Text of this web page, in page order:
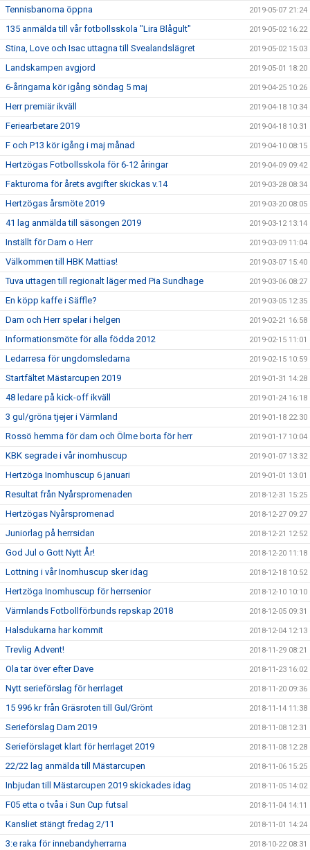
Tennisbanorna öppna 2019-05-07 21:24
135 anmälda till vår fotbollsskola "Lira Blågult" 2019-05-02 16:22
Stina, Love och Isac uttagna till Svealandslägret 2019-05-02 15:03
Landskampen avgjord 2019-05-01 18:20
6-åringarna kör igång söndag 5 maj 2019-04-25 10:26
Herr premiär ikväll 2019-04-18 10:34
Feriearbetare 2019 2019-04-18 10:31
F och P13 kör igång i maj månad 2019-04-10 08:15
Hertzögas Fotbollsskola för 6-12 åringar 2019-04-09 09:42
Fakturorna för årets avgifter skickas v.14 2019-03-28 08:34
Hertzögas årsmöte 2019 2019-03-20 08:05
41 lag anmälda till säsongen 2019 2019-03-12 13:14
Inställt för Dam o Herr 2019-03-09 11:04
Välkommen till HBK Mattias! 2019-03-07 15:40
Tuva uttagen till regionalt läger med Pia Sundhage 2019-03-06 08:27
En köpp kaffe i Säffle? 2019-03-05 12:35
Dam och Herr spelar i helgen 2019-02-21 16:58
Informationsmöte för alla födda 2012 2019-02-15 11:01
Ledarresa för ungdomsledarna 2019-02-15 10:59
Startfältet Mästarcupen 2019 2019-01-31 14:28
48 ledare på kick-off ikväll 2019-01-24 16:18
3 gul/gröna tjejer i Värmland 2019-01-18 22:30
Rossö hemma för dam och Ölme borta för herr 2019-01-17 10:04
KBK segrade i vår inomhuscup 2019-01-07 13:32
Hertzöga Inomhuscup 6 januari 2019-01-01 13:01
Resultat från Nyårspromenaden 2018-12-31 15:25
Hertzögas Nyårspromenad 2018-12-27 09:27
Juniorlag på herrsidan 2018-12-21 12:52
God Jul o Gott Nytt År! 2018-12-20 11:18
Lottning i vår Inomhuscup sker idag 2018-12-18 10:52
Hertzöga Inomhuscup för herrsenior 2018-12-10 10:10
Värmlands Fotbollförbunds repskap 2018 2018-12-05 09:31
Halsdukarna har kommit 2018-12-04 12:13
Trevlig Advent! 2018-11-29 08:21
Ola tar över efter Dave 2018-11-23 16:02
Nytt serieförslag för herrlaget 2018-11-20 09:36
15 996 kr från Gräsroten till Gul/Grönt 2018-11-14 11:38
Serieförslag Dam 2019 2018-11-08 12:31
Serieförslaget klart för herrlaget 2019 2018-11-08 12:28
22/22 lag anmälda till Mästarcupen 2018-11-06 15:25
Inbjudan till Mästarcupen 2019 skickades idag 2018-11-05 14:02
F05 etta o tvåa i Sun Cup futsal 2018-11-04 14:11
Kansliet stängt fredag 2/11 2018-11-01 14:24
3:e raka för innebandyherrarna 2018-10-22 08:31